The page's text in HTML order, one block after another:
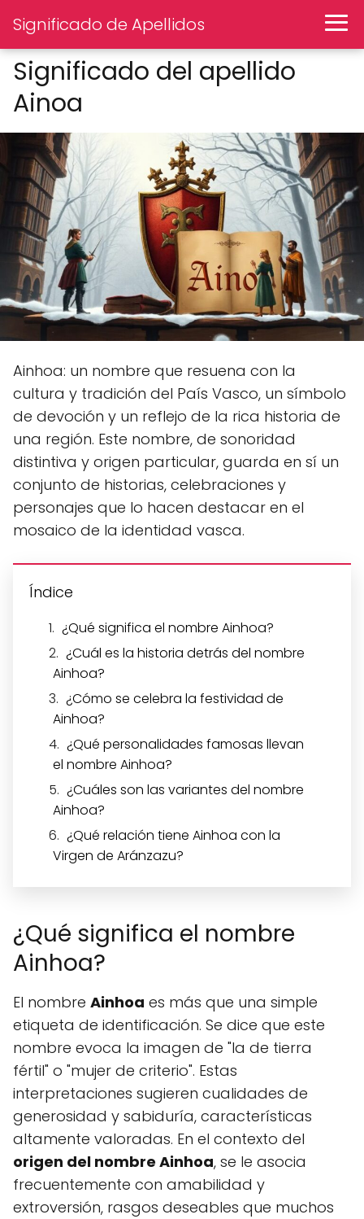
Significado de Apellidos
Significado del apellido
Ainoa
Ainhoa: un nombre que resuena con la
cultura y tradición del País Vasco, un símbolo
de devoción y un reflejo de la rica historia de
una región. Este nombre, de sonoridad
distintiva y origen particular, guarda en sí un
conjunto de historias, celebraciones y
personajes que lo hacen destacar en el
mosaico de la identidad vasca.
Índice
¿Qué significa el nombre Ainhoa?
¿Cuál es la historia detrás del nombre
Ainhoa?
¿Cómo se celebra la festividad de
Ainhoa?
¿Qué personalidades famosas llevan
el nombre Ainhoa?
¿Cuáles son las variantes del nombre
Ainhoa?
¿Qué relación tiene Ainhoa con la
Virgen de Aránzazu?
¿Qué significa el nombre
Ainhoa?
El nombre Ainhoa es más que una simple
etiqueta de identificación. Se dice que este
nombre evoca la imagen de "la de tierra
fértil" o "mujer de criterio". Estas
interpretaciones sugieren cualidades de
generosidad y sabiduría, características
altamente valoradas. En el contexto del
origen del nombre Ainhoa, se le asocia
frecuentemente con amabilidad y
extroversión, rasgos deseables que muchos